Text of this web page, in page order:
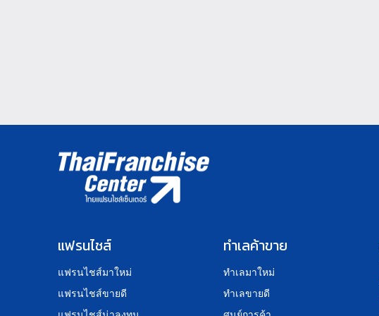
แฟรนไชส์
แฟรนไชส์มาใหม่
แฟรนไชส์ขายดี
ทำเลค้าขาย
ทำเลมาใหม่
ทำเลขายดี